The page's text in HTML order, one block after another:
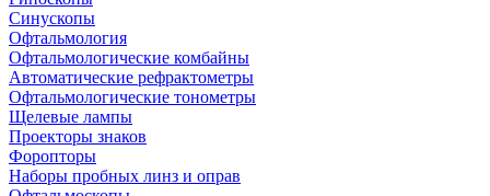
Синускопы
Офтальмология
Офтальмологические комбайны
Автоматические рефрактометры
Офтальмологические тонометры
Щелевые лампы
Проекторы знаков
Форопторы
Наборы пробных линз и оправ